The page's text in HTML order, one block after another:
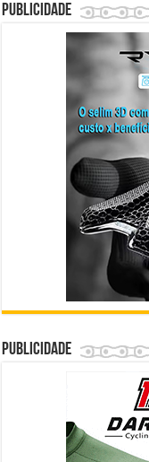
Publicidade
Publicidade